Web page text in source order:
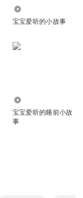
宝宝爱听的小故事
宝宝爱听的睡前小故
事